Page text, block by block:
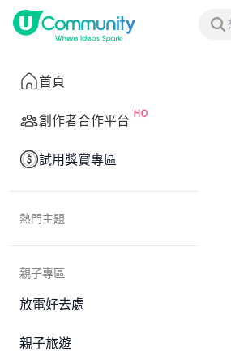
首頁
創作者合作平台
試用獎賞專區
熱門主題
親子專區
放電好去處
親子旅遊